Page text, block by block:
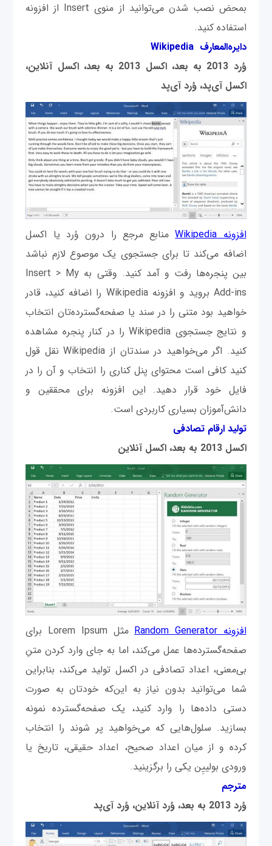
بمحض نصب شدن می‌توانید از منوی Insert از افزونه
استفاده کنید.
دایره‌المعارف Wikipedia
وُرد 2013 به بعد، اکسل 2013 به بعد، اکسل آنلاین،
اکسل آی‌پد، وُرد آی‌پد
افزونه Wikipedia
منابع مرجع را درون وُرد یا اکسل
اضافه می‌کند تا برای جستجوی یک موصوع لازم نباشد
بین پنجره‌ها رفت و آمد کنید. وقتی به Insert > My
Add-ins بروید و افزونه Wikipedia را اضافه کنید، قادر
خواهید بود متنی را در سند یا صفحه‌گسترده‌تان انتخاب
و نتایج جستجوی Wikipedia را در کنار پنجره مشاهده
کنید. اگر می‌خواهید در سندتان از Wikipedia نقل قول
کنید کافی است محتوای پنل کناری را انتخاب و آن را در
فایل خود قرار دهید. این افزونه برای محققین و
دانش‌آموزان بسیاری کاربردی است.
تولید ارقام تصادفی
اکسل 2013 به بعد، اکسل آنلاین
افزونه Random Generator
مثل Lorem Ipsum برای
صفحه‌گسترده‌ها عمل می‌کند، اما به جای وارد کردن متنِ
بی‌معنی، اعداد تصادفی در اکسل تولید می‌کند، بنابراین
شما می‌توانید بدون نیاز به این‌که خودتان به صورت
دستی داده‌ها را وارد کنید، یک صفحه‌گسترده نمونه
بسازید. سلول‌هایی که می‌خواهید پر شوند را انتخاب
کرده و از میان اعداد صحیح، اعداد حقیقی، تاریخ یا
ورودی بولییِن یکی را برگزینید.
مترجم
وُرد 2013 به بعد، وُرد آنلاین، وُرد آی‌پد